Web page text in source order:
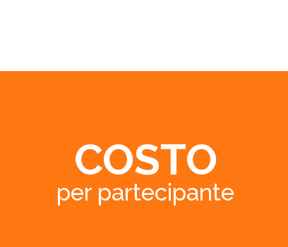
COSTO
per partecipante